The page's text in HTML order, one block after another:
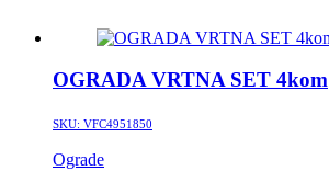
OGRADA VRTNA SET 4kom
SKU: VFC4951850
Ograde